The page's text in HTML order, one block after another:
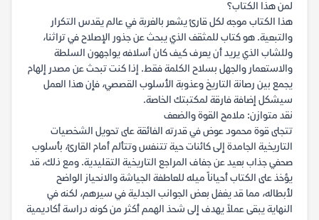
لمن هذا الكتاب؟
هذا الكتاب موجه لكل قارئ يشعر بالغربة في عالم يقدس التكرار
والتبعية. هو كتاب للمثقف الذي يبحث عن جذور الإصلاح في تراثنا،
وللشاب الذي يريد أن يعرف كيف كان أسلافه يواجهون السلطة
والاستعمار والجهل بسلاح الكلمة فقط. إذا كنت تبحث عن مصدر إلهام
يجمع بين رصانة التاريخ وعذوبة الأسلوب القصصي، فإن هذا العمل
سيشكل إضافة فارقة لمكتبتك الخاصة.
نقد متوازن: ملامح القوة والضعف
تتجلى قوة محمود عوض في قدرته الفائقة على تحويل الشخصيات
التاريخية الجامدة إلى كائنات حية تتنفس وتتألم أمام القارئ، بأسلوب
صحفي جذاب بعيد عن جفاف المراجع التاريخية التقليدية. ومع ذلك، قد
يؤخذ على الكتاب أحياناً ميله للعاطفة الجياشة والانحياز الواضح
لأبطاله، مما قد يغفل بعض الجوانب الجدلية في سيرهم، لكنه في
النهاية يبقى عملاً يهدف إلى شحذ الهمم أكثر من كونه دراسة أكاديمية